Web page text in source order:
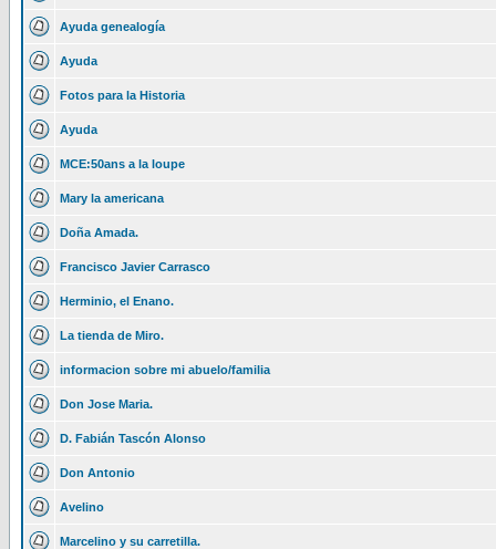
Ayuda genealogía
Ayuda
Fotos para la Historia
Ayuda
MCE:50ans a la loupe
Mary la americana
Doña Amada.
Francisco Javier Carrasco
Herminio, el Enano.
La tienda de Miro.
informacion sobre mi abuelo/familia
Don Jose Maria.
D. Fabián Tascón Alonso
Don Antonio
Avelino
Marcelino y su carretilla.